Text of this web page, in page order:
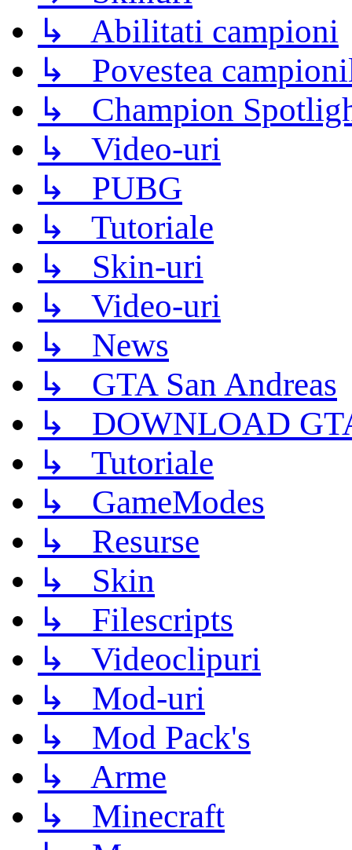
↳ Abilitati campioni
↳ Povestea
↳ Champion
↳ Video-uri
↳ PUBG
↳ Tutoriale
↳ Skin-uri
↳ Video-uri
↳ News
↳ GTA San Andreas
↳ DOWNLOAD
↳ Tutoriale
↳ GameModes
↳ Resurse
↳ Skin
↳ Filescripts
↳ Videoclipuri
↳ Mod-uri
↳ Mod Pack's
↳ Arme
↳ Minecraft